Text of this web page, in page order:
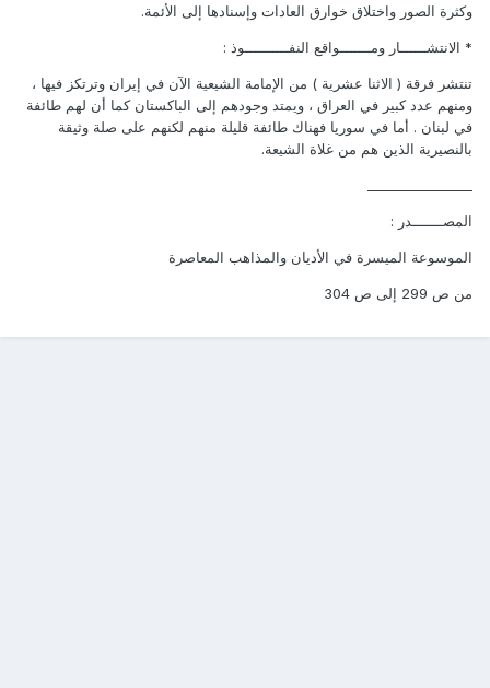
وكثرة الصور واختلاق خوارق العادات وإسنادها إلى الأئمة.
* الانتشــــــار ومـــــــواقع النفــــــــــوذ :
تنتشر فرقة ( الاثنا عشرية ) من الإمامة الشيعية الآن في إيران وترتكز فيها ،
ومنهم عدد كبير في العراق ، ويمتد وجودهم إلى الباكستان كما أن لهم طائفة
في لبنان . أما في سوريا فهناك طائفة قليلة منهم لكنهم على صلة وثيقة
بالنصيرية الذين هم من غلاة الشيعة.
المصـــــــدر :
الموسوعة الميسرة في الأديان والمذاهب المعاصرة
من ص 299 إلى ص 304